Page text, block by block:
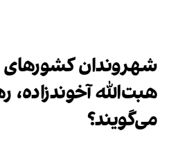
شهروندان کشورهای
هبت‌الله آخوندزاده،
می‌گویند؟